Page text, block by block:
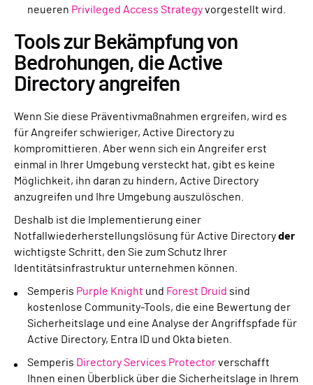
neueren Privileged Access Strategyvorgestellt wird.
Tools zur Bekämpfung von
Bedrohungen, die Active
Directory angreifen
Wenn Sie diese Präventivmaßnahmen ergreifen, wird es
für Angreifer schwieriger, Active Directory zu
kompromittieren. Aber wenn sich ein Angreifer erst
einmal in Ihrer Umgebung versteckt hat, gibt es keine
Möglichkeit, ihn daran zu hindern, Active Directory
anzugreifen und Ihre Umgebung auszulöschen.
Deshalb ist die Implementierung einer
Notfallwiederherstellungslösung für Active Directoryder
wichtigste Schritt, den Sie zum Schutz Ihrer
Identitätsinfrastruktur unternehmen können.
Semperis Purple Knight und Forest Druid sind
kostenlose Community-Tools, die eine Bewertung der
Sicherheitslage und eine Analyse der Angriffspfade für
Active Directory, Entra ID und Okta bieten.
Semperis Directory Services Protectorverschafft
Ihnen einen Überblick über die Sicherheitslage in Ihrem